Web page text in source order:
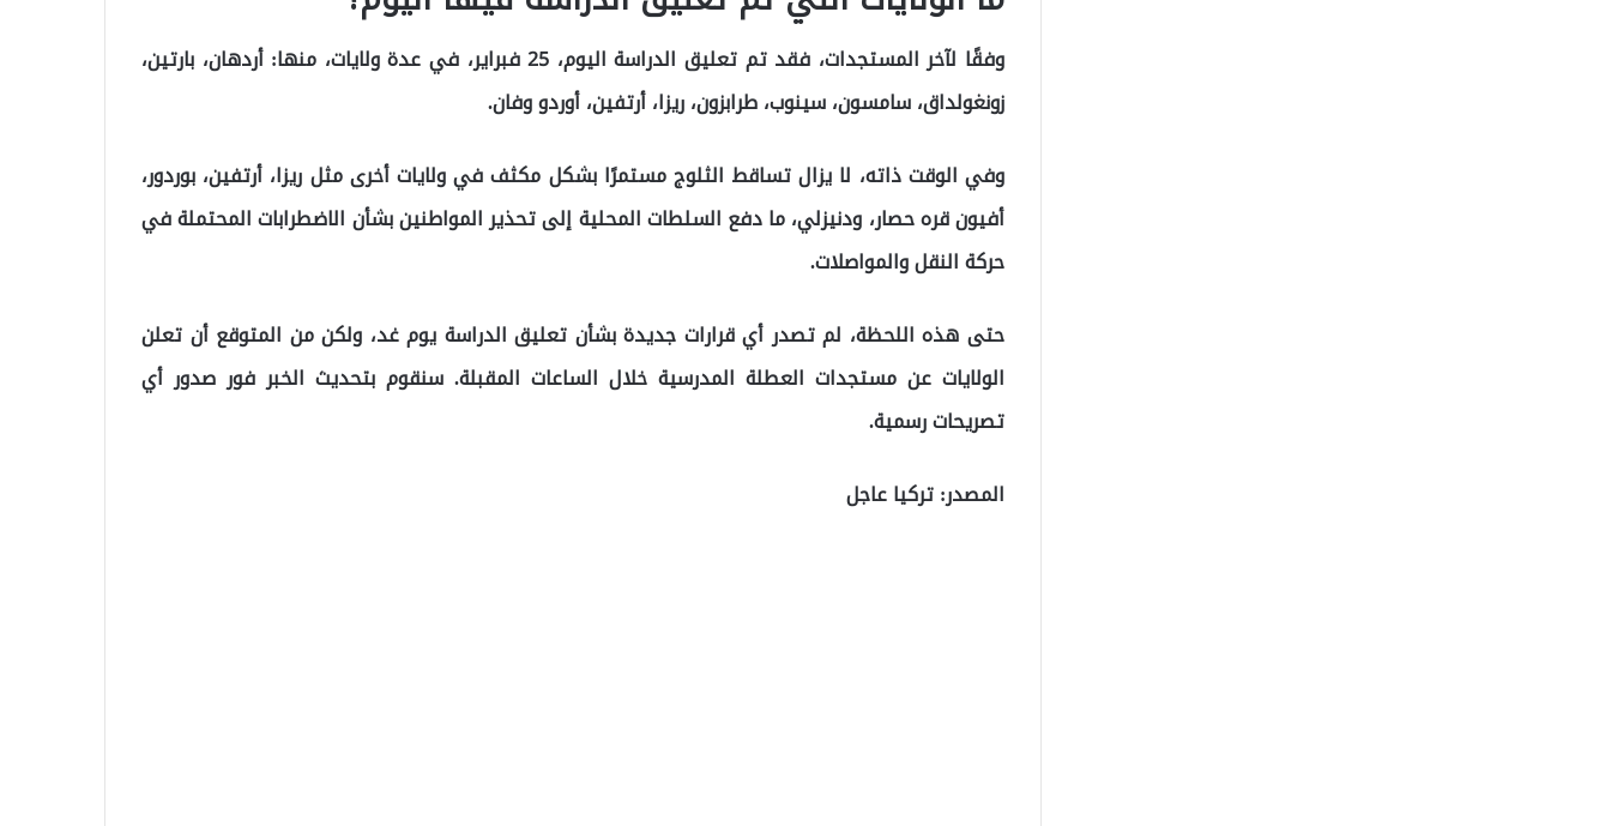
وفقًا لآخر المستجدات، فقد تم تعليق الدراسة اليوم، 25 فبراير، في عدة ولايات، منها: أردهان، بارتين،
زونغولداق، سامسون، سينوب، طرابزون، ريزا، أرتفين، أوردو وفان.
وفي الوقت ذاته، لا يزال تساقط الثلوج مستمرًا بشكل مكثف في ولايات أخرى مثل ريزا، أرتفين، بوردور،
أفيون قره حصار، ودنيزلي، ما دفع السلطات المحلية إلى تحذير المواطنين بشأن الاضطرابات المحتملة في
حركة النقل والمواصلات.
حتى هذه اللحظة، لم تصدر أي قرارات جديدة بشأن تعليق الدراسة يوم غد، ولكن من المتوقع أن تعلن
الولايات عن مستجدات العطلة المدرسية خلال الساعات المقبلة. سنقوم بتحديث الخبر فور صدور أي
تصريحات رسمية.
المصدر: تركيا عاجل